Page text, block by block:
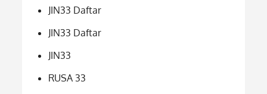
JIN33 Daftar
JIN33 Daftar
JIN33
RUSA 33